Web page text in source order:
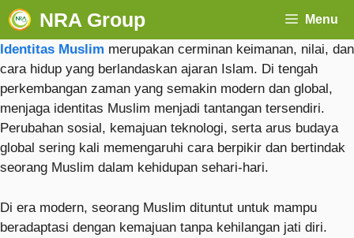
NRA Group Menu
Identitas Muslim merupakan cerminan keimanan, nilai, dan
cara hidup yang berlandaskan ajaran Islam. Di tengah
perkembangan zaman yang semakin modern dan global,
menjaga identitas Muslim menjadi tantangan tersendiri.
Perubahan sosial, kemajuan teknologi, serta arus budaya
global sering kali memengaruhi cara berpikir dan bertindak
seorang Muslim dalam kehidupan sehari-hari.
Di era modern, seorang Muslim dituntut untuk mampu
beradaptasi dengan kemajuan tanpa kehilangan jati diri.